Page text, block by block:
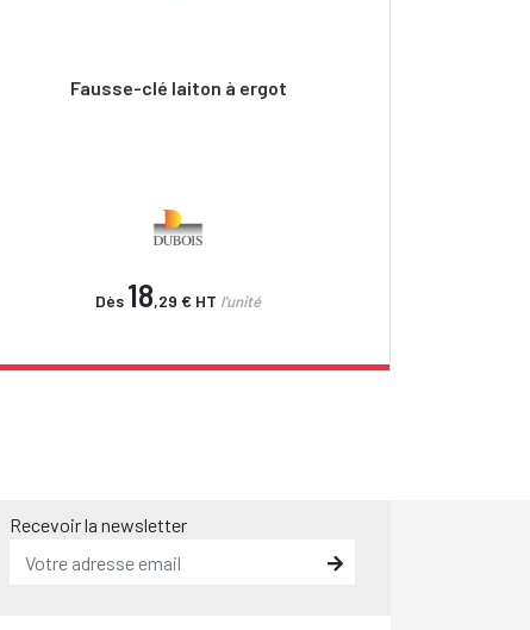
Fausse-clé laiton à ergot
Dès 18,29 € HT l'unité
Recevoir la newsletter